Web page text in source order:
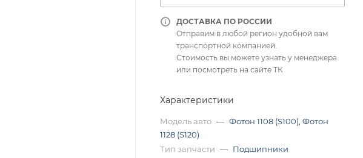
ДОСТАВКА ПО РОССИИ
Отправим в любой регион удобной вам
транспортной компанией.
Стоимость вы можете узнать у менеджера
или посмотреть на сайте ТК
Характеристики
Модель авто — Фотон 1108 (S100) Фотон
1128 (S120)
Тип запчасти — Подшипники